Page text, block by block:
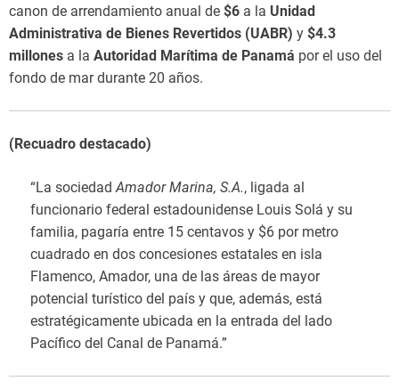
canon de arrendamiento anual de $6 a la Unidad
Administrativa de Bienes Revertidos (UABR) y $4.3
millones a la Autoridad Marítima de Panamá por el uso del
fondo de mar durante 20 años.
(Recuadro destacado)
“La sociedadAmador Marina, S.A., ligada al
funcionario federal estadounidense Louis Solá y su
familia, pagaría entre 15 centavos y $6 por metro
cuadrado en dos concesiones estatales en isla
Flamenco, Amador, una de las áreas de mayor
potencial turístico del país y que, además, está
estratégicamente ubicada en la entrada del lado
Pacífico del Canal de Panamá.”